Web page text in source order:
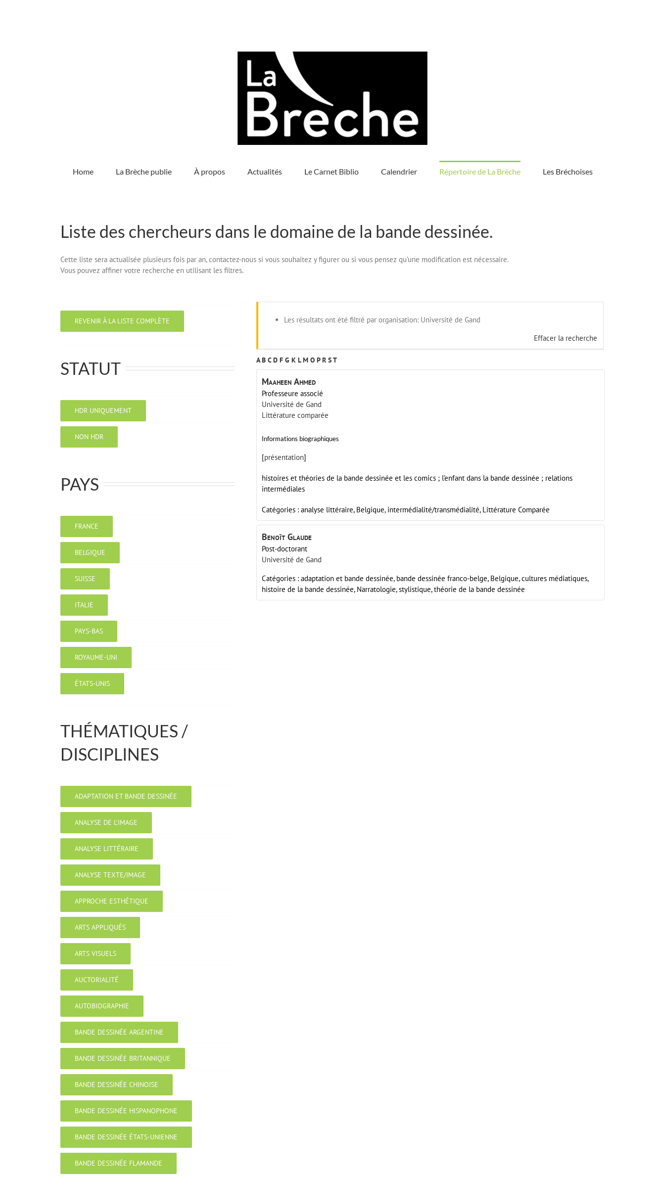
Home La Brèche publie À propos Actualités Le Carnet Biblio Calendrier Répertoire de La Brèche Les Bréchoises
Liste des chercheurs dans le domaine de la bande dessinée.
Cette liste sera actualisée plusieurs fois par an, contactez-nous si vous souhaitez y figurer ou si vous pensez qu’une modification est nécessaire.
Vous pouvez affiner votre recherche en utilisant les filtres.
REVENIR À LA LISTE COMPLÈTE
STATUT
HDR UNIQUEMENT
NON HDR
PAYS
FRANCE
BELGIQUE
SUISSE
ITALIE
PAYS-BAS
ROYAUME-UNI
ÉTATS-UNIS
THÉMATIQUES /
DISCIPLINES
ADAPTATION ET BANDE DESSINÉE
ANALYSE DE L’IMAGE
ANALYSE LITTÉRAIRE
ANALYSE TEXTE/IMAGE
APPROCHE ESTHÉTIQUE
ARTS APPLIQUÉS
ARTS VISUELS
AUCTORIALITÉ
AUTOBIOGRAPHIE
BANDE DESSINÉE ARGENTINE
BANDE DESSINÉE BRITANNIQUE
BANDE DESSINÉE CHINOISE
BANDE DESSINÉE HISPANOPHONE
BANDE DESSINÉE ÉTATS-UNIENNE
BANDE DESSINÉE FLAMANDE
Les résultats ont été filtré par organisation: Université de Gand
Effacer la recherche
A B C D F G K L M O P R ST
Maaheen Ahmed
Professeure associé
Université de Gand
Littérature comparée
Informations biographiques
[présentation]
histoires et théories de la bande dessinée et les comics ; l’enfant dans la bande dessinée ; relations
intermédiales
Catégories : analyse littéraire, Belgique, intermédialité/transmédialité, Littérature Comparée
Benoît Glaude
Post-doctorant
Université de Gand
Catégories : adaptation et bande dessinée, bande dessinée franco-belge, Belgique,cultures médiatiques,
histoire de la bande dessinée, Narratologie,stylistique,théorie de la bande dessinée